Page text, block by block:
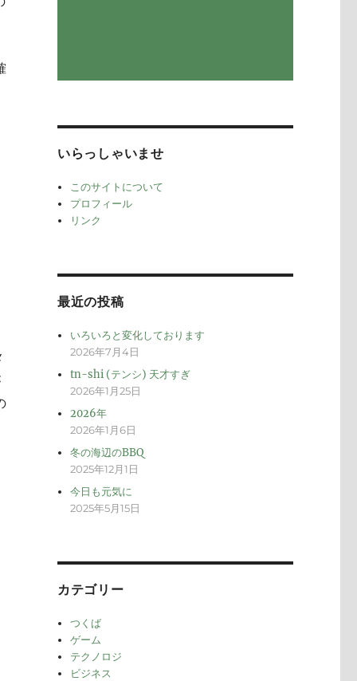
いらっしゃいませ
このサイトについて
プロフィール
リンク
最近の投稿
いろいろと変化しております
2026年7月4日
tn-shi (テンシ) 天才すぎ
2026年1月25日
2026年
2026年1月6日
冬の海辺のBBQ
2025年12月1日
今日も元気に
2025年5月15日
カテゴリー
つくば
ゲーム
テクノロジ
ビジネス